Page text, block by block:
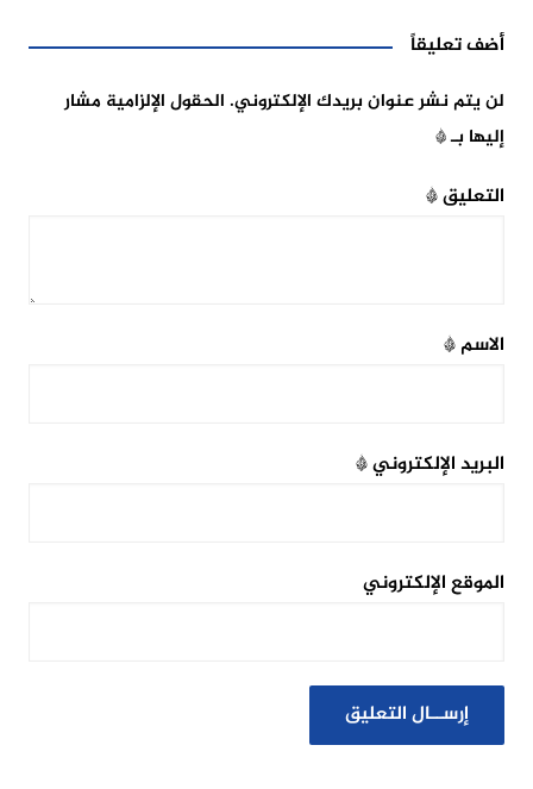
أضف تعليقاً
لن يتم نشر عنوان بريدك الإلكتروني. الحقول الإلزامية مشار
إليها بـ*
التعليق*
الاسم*
البريد الإلكتروني*
الموقع الإلكتروني